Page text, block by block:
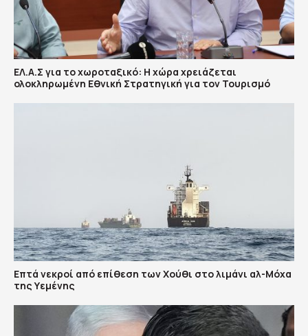
ΕΛ.Α.Σ για το χωροταξικό: Η χώρα χρειάζεται
ολοκληρωμένη Εθνική Στρατηγική για τον Τουρισμό
Επτά νεκροί από επίθεση των Χούθι στο λιμάνι αλ-Μόχα
της Υεμένης